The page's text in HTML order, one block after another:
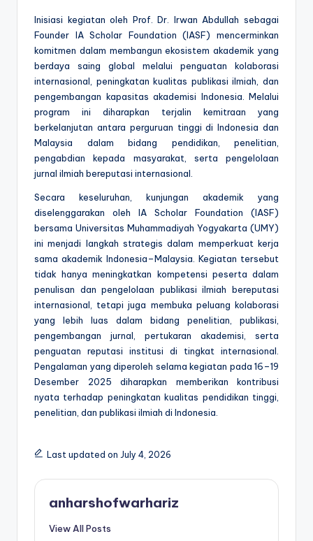
Inisiasi kegiatan oleh Prof. Dr. Irwan Abdullah sebagai
Founder IA Scholar Foundation (IASF) mencerminkan
komitmen dalam membangun ekosistem akademik yang
berdaya saing global melalui penguatan kolaborasi
internasional, peningkatan kualitas publikasi ilmiah, dan
pengembangan kapasitas akademisi Indonesia. Melalui
program ini diharapkan terjalin kemitraan yang
berkelanjutan antara perguruan tinggi di Indonesia dan
Malaysia dalam bidang pendidikan, penelitian,
pengabdian kepada masyarakat, serta pengelolaan
jurnal ilmiah bereputasi internasional.
Secara keseluruhan, kunjungan akademik yang
diselenggarakan oleh IA Scholar Foundation (IASF)
bersama Universitas Muhammadiyah Yogyakarta (UMY)
ini menjadi langkah strategis dalam memperkuat kerja
sama akademik Indonesia–Malaysia. Kegiatan tersebut
tidak hanya meningkatkan kompetensi peserta dalam
penulisan dan pengelolaan publikasi ilmiah bereputasi
internasional, tetapi juga membuka peluang kolaborasi
yang lebih luas dalam bidang penelitian, publikasi,
pengembangan jurnal, pertukaran akademisi, serta
penguatan reputasi institusi di tingkat internasional.
Pengalaman yang diperoleh selama kegiatan pada 16–19
Desember 2025 diharapkan memberikan kontribusi
nyata terhadap peningkatan kualitas pendidikan tinggi,
penelitian, dan publikasi ilmiah di Indonesia.
Last updated on July 4, 2026
anharshofwarhariz
View All Posts